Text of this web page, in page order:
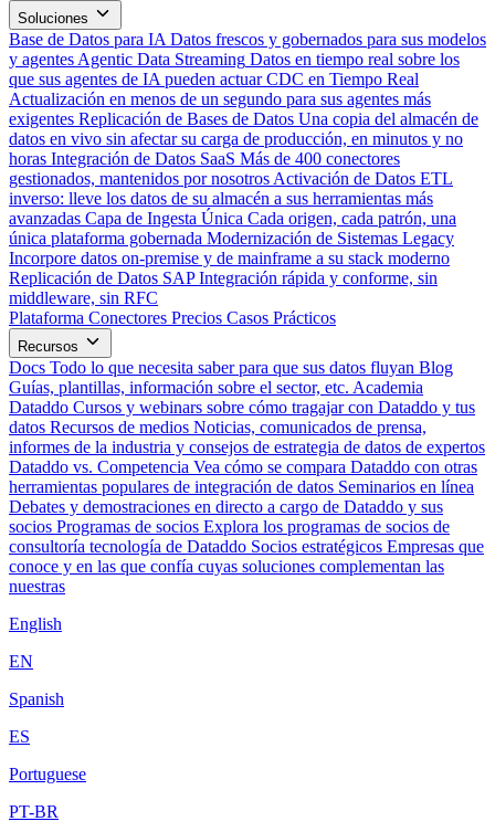
Soluciones
Base de Datos para IA Datos frescos y gobernados para sus modelos
y agentes Agentic Data Streaming Datos en tiempo real sobre los
que sus agentes de IA pueden actuar CDC en Tiempo Real
Actualización en menos de un segundo para sus agentes más
exigentes Replicación de Bases de Datos Una copia del almacén de
datos en vivo sin afectar su carga de producción, en minutos y no
horas Integración de Datos SaaS Más de 400 conectores
gestionados, mantenidos por nosotros Activación de Datos ETL
inverso: lleve los datos de su almacén a sus herramientas más
avanzadas Capa de Ingesta Única Cada origen, cada patrón, una
única plataforma gobernada Modernización de Sistemas Legacy
Incorpore datos on-premise y de mainframe a su stack moderno
Replicación de Datos SAP Integración rápida y conforme, sin
middleware, sin RFC
Plataforma Conectores Precios Casos Prácticos
Recursos
Docs Todo lo que necesita saber para que sus datos fluyan Blog
Guías, plantillas, información sobre el sector, etc. Academia
Dataddo Cursos y webinars sobre cómo tragajar con Dataddo y tus
datos Recursos de medios Noticias, comunicados de prensa,
informes de la industria y consejos de estrategia de datos de expertos
Dataddo vs. Competencia Vea cómo se compara Dataddo con otras
herramientas populares de integración de datos Seminarios en línea
Debates y demostraciones en directo a cargo de Dataddo y sus
socios Programas de socios Explora los programas de socios de
consultoría tecnología de Dataddo Socios estratégicos Empresas que
conoce y en las que confía cuyas soluciones complementan las
nuestras
English
EN
Spanish
ES
Portuguese
PT-BR